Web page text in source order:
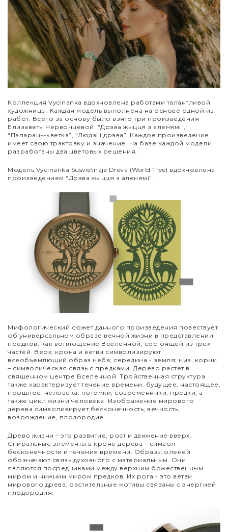
Коллекция Vycinanka вдохновлена работами талантливой
художницы. Каждая модель выполнена на основе одной из
работ. Всего за основу было взято три произведения
Елизаветы Червонцевой: “Дрэва жыцця з аленямі”,
“Папараць-кветка”, “Людзі і дрэва”. Каждое произведение
имеет свою трактовку и значение. На базе каждой модели
разработаны два цветовых решения.
Модель Vycinanka Susvietnaje Dreva (World Tree) вдохновлена
произведением “Дрэва жыцця з аленямі”.
Мифологический сюжет данного произведения повествует
об универсальном образе вечной жизни в представлении
предков, как воплощение Вселенной, состоящей из трёх
частей. Верх, крона и ветви символизируют
всеобъемлющий образ неба; середина - земля; низ, корни
– символическая связь с предками. Дерево растет в
священном центре Вселенной. Тройственная структура
также характеризует течение времени: будущее, настоящее,
прошлое; человека: потомки, современники, предки, а
также цикл жизни человека. Изображение мирового
дерева символизирует бесконечность, вечность,
возрождение, плодородие.
Древо жизни – это развитие, рост и движение вверх.
Спиральные элементы в кроне дерева – символ
бесконечности и течения времени. Образы оленей
обозначают связь духовного с материальным. Они
являются посредниками между верхним божественным
миром и нижним миром предков. Их рога - это ветви
мирового древа, растительные мотивы связаны с энергией
плодородия.